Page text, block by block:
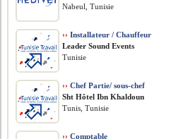
Nabeul, Tunisie
›› Installateur / Chauffeur
Leader Sound Events
Tunisie
›› Chef Partie/ sous-chef
Sht Hôtel Ibn Khaldoun
Tunis, Tunisie
›› Comptable